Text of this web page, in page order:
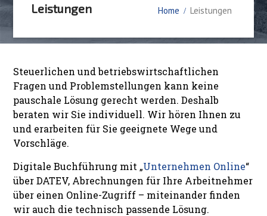
Leistungen Home Leistungen
Steuerlichen und betriebswirtschaftlichen
Fragen und Problemstellungen kann keine
pauschale Lösung gerecht werden. Deshalb
beraten wir Sie individuell. Wir hören Ihnen zu
und erarbeiten für Sie geeignete Wege und
Vorschläge.
Digitale Buchführung mit „Unternehmen Online“
über DATEV, Abrechnungen für Ihre Arbeitnehmer
über einen Online-Zugriff – miteinander finden
wir auch die technisch passende Lösung.